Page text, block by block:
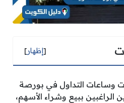
[إظهار]
وساعات التداول في بورصة
ببيع وشراء الأسهم،